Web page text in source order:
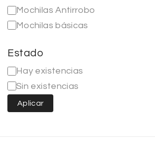
Mochilas Antirrobo
Mochilas básicas
Estado
Hay existencias
Sin existencias
Aplicar